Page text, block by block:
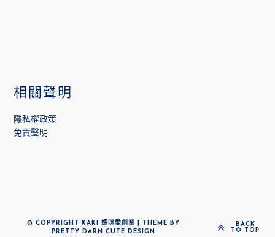
相關聲明
隱私權政策
免責聲明
© COPYRIGHT KAKI 媽咪愛創業 | THEME BY
PRETTY DARN CUTE DESIGN
BACK
TO TOP